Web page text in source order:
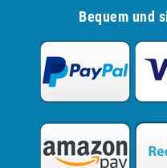
Bequem und